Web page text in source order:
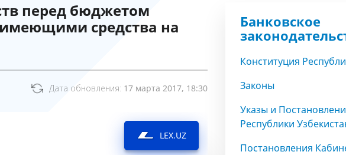
перед бюджетом
средства на
Дата обновления: 17 марта 2017, 18:30
LEX.UZ
Банковское
Конституция
Законы
Указы и
Республики
Постановления